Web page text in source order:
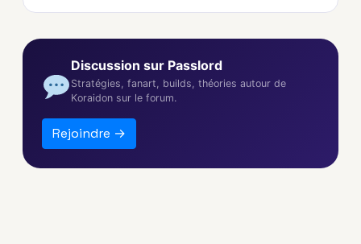
Discussion sur Passlord
Stratégies, fanart, builds, théories autour de
Koraidon sur le forum.
Rejoindre →